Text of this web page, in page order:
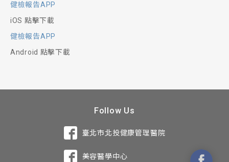
健檢報告APP
iOS 點擊下載
健檢報告APP
Android 點擊下載
Follow Us
臺北市北投健康管理醫院
美容醫學中心